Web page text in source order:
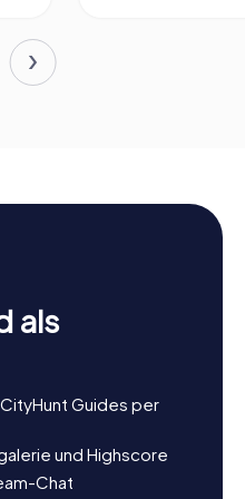
als
Guides per
und Highscore
Chat